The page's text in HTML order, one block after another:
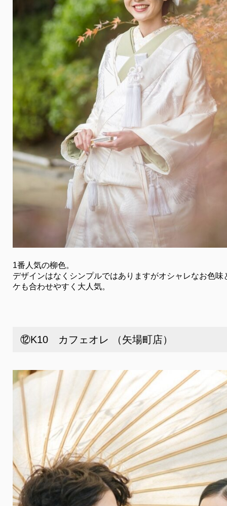
1番人気の柳色。
デザインはなくシンプルではありますがオシャレなお色味
ケも合わせやすく大人気。
⑫K10 カフェオレ （矢場町店）